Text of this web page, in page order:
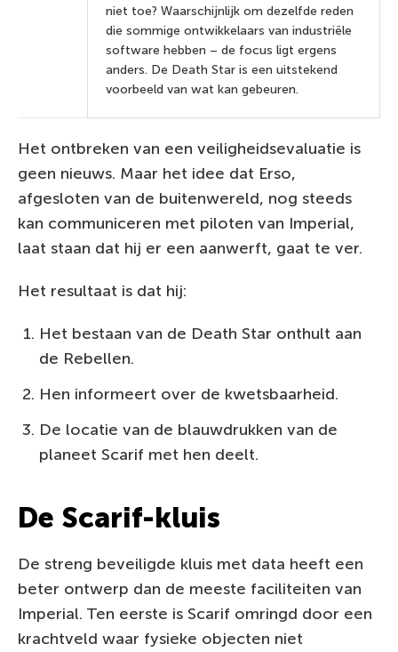
niet toe? Waarschijnlijk om dezelfde reden
die sommige ontwikkelaars van industriële
software hebben – de focus ligt ergens
anders. De Death Star is een uitstekend
voorbeeld van wat kan gebeuren.
Het ontbreken van een veiligheidsevaluatie is
geen nieuws. Maar het idee dat Erso,
afgesloten van de buitenwereld, nog steeds
kan communiceren met piloten van Imperial,
laat staan dat hij er een aanwerft, gaat te ver.
Het resultaat is dat hij:
Het bestaan van de Death Star onthult aan
de Rebellen.
Hen informeert over de kwetsbaarheid.
De locatie van de blauwdrukken van de
planeet Scarif met hen deelt.
De Scarif-kluis
De streng beveiligde kluis met data heeft een
beter ontwerp dan de meeste faciliteiten van
Imperial. Ten eerste is Scarif omringd door een
krachtveld waar fysieke objecten niet